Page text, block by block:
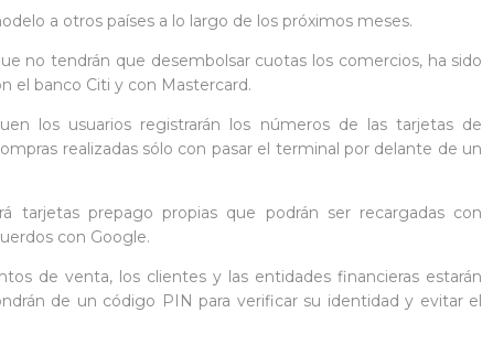
a otros países a lo largo de los próximos meses.
no tendrán que desembolsar cuotas los comercios, ha sido
el banco Citi y con Mastercard.
los usuarios registrarán los números de las tarjetas de
realizadas sólo con pasar el terminal por delante de un
tarjetas prepago propias que podrán ser recargadas con
con Google.
de venta, los clientes y las entidades financieras estarán
de un código PIN para verificar su identidad y evitar el